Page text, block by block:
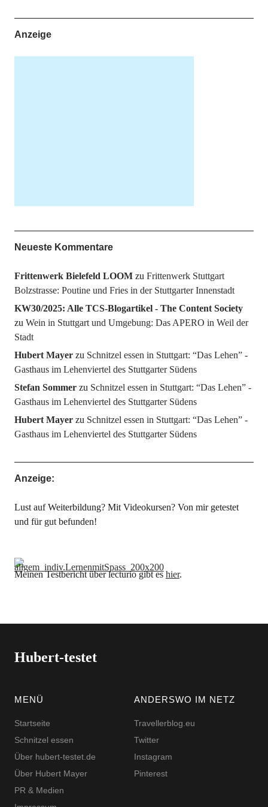
Anzeige
Neueste Kommentare
Frittenwerk Bielefeld LOOMzu Frittenwerk Stuttgart
Bolzstrasse: Poutine und Fries in der Stuttgarter Innenstadt
KW30/2025: Alle TCS-Blogartikel - The Content Society
zu Wein in Stuttgart und Umgebung: Das APERO in Weil der
Stadt
Hubert Mayerzu Schnitzel essen in Stuttgart: “Das Lehen” -
Gasthaus im Lehenviertel des Stuttgarter Südens
Stefan Sommerzu Schnitzel essen in Stuttgart: “Das Lehen” -
Gasthaus im Lehenviertel des Stuttgarter Südens
Hubert Mayerzu Schnitzel essen in Stuttgart: “Das Lehen” -
Gasthaus im Lehenviertel des Stuttgarter Südens
Anzeige:
Lust auf Weiterbildung? Mit Videokursen? Von mir getestet
und für gut befunden!
Meinen Testbericht über lecturio gibt eshier.
Hubert-testet
MENÜ
Startseite
Schnitzel essen
Über hubert-testet.de
Über Hubert Mayer
PR & Medien
ANDERSWO IM NETZ
Travellerblog.eu
Twitter
Instagram
Pinterest